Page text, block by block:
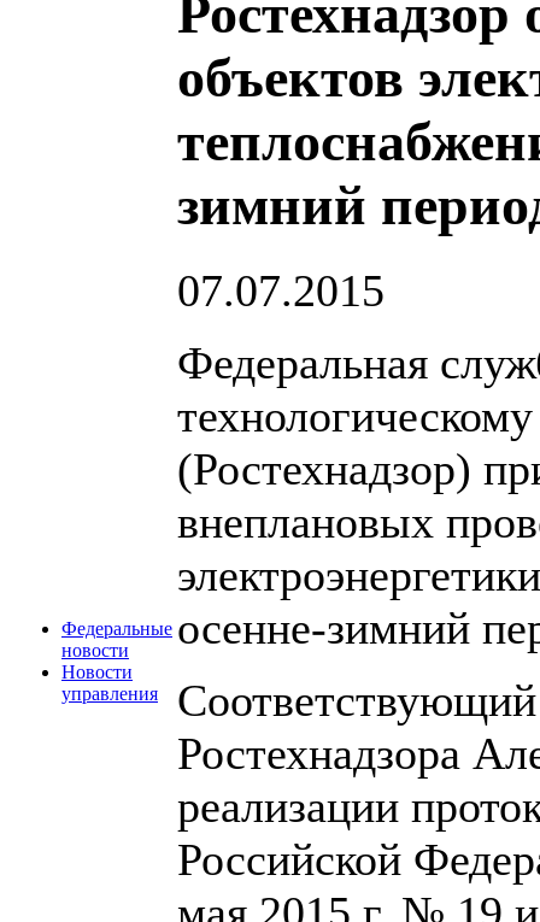
Федеральные
новости
Новости
управления
Ростехнадзор
объектов
зимний
07.07.2015
Федеральная
(Ростехнадзор)
внеплановых
осенне-зимний
Соответствующий
Ростехнадзора
реализации
Российской